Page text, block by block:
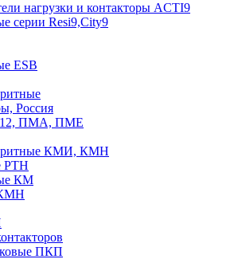
нагрузки и контакторы ACTI9
серии Resi9,City9
ESB
Россия
ПМА, ПМЕ
КМИ, КМН
РТН
КМ
КМН
ПКП